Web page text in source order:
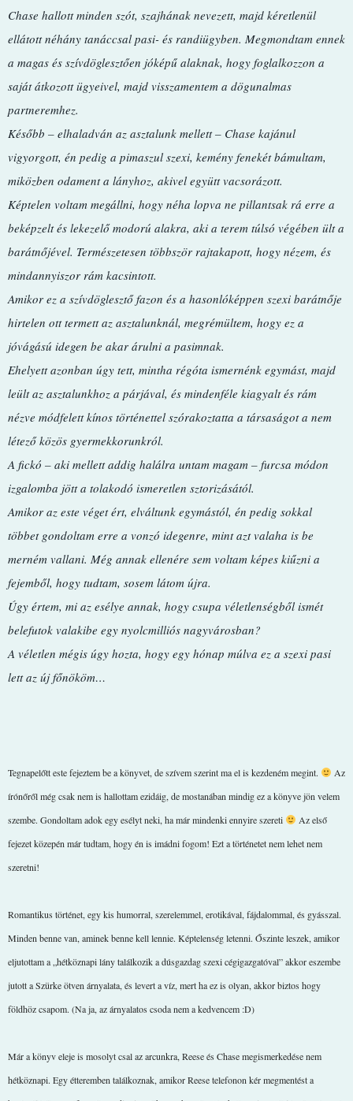
Chase hallott minden szót, szajhának nevezett, majd kéretlenül
ellátott néhány tanáccsal pasi- és randiügyben. Megmondtam ennek
a magas és szívdöglesztően jóképű alaknak, hogy foglalkozzon a
saját átkozott ügyeivel, majd visszamentem a dögunalmas
partneremhez.
Később – elhaladván az asztalunk mellett – Chase kajánul
vigyorgott, én pedig a pimaszul szexi, kemény fenekét bámultam,
miközben odament a lányhoz, akivel együtt vacsorázott.
Képtelen voltam megállni, hogy néha lopva ne pillantsak rá erre a
beképzelt és lekezelő modorú alakra, aki a terem túlsó végében ült a
barátnőjével. Természetesen többször rajtakapott, hogy nézem, és
mindannyiszor rám kacsintott.
Amikor ez a szívdöglesztő fazon és a hasonlóképpen szexi barátnője
hirtelen ott termett az asztalunknál, megrémültem, hogy ez a
jóvágású idegen be akar árulni a pasimnak.
Ehelyett azonban úgy tett, mintha régóta ismernénk egymást, majd
leült az asztalunkhoz a párjával, és mindenféle kiagyalt és rám
nézve módfelett kínos történettel szórakoztatta a társaságot a nem
létező közös gyermekkorunkról.
A fickó – aki mellett addig halálra untam magam – furcsa módon
izgalomba jött a tolakodó ismeretlen sztorizásától.
Amikor az este véget ért, elváltunk egymástól, én pedig sokkal
többet gondoltam erre a vonzó idegenre, mint azt valaha is be
merném vallani. Még annak ellenére sem voltam képes kiűzni a
fejemből, hogy tudtam, sosem látom újra.
Úgy értem, mi az esélye annak, hogy csupa véletlenségből ismét
belefutok valakibe egy nyolcmilliós nagyvárosban?
A véletlen mégis úgy hozta, hogy egy hónap múlva ez a szexi pasi
lett az új főnököm…
Tegnapelőtt este fejeztem be a könyvet, de szívem szerint ma el is kezdeném megint.
Az
írónőről még csak nem is hallottam ezidáig, de mostanában mindig ez a könyve jön velem
szembe. Gondoltam adok egy esélyt neki, ha már mindenki ennyire szereti
Az első
fejezet közepén már tudtam, hogy én is imádni fogom! Ezt a történetet nem lehet nem
szeretni!
Romantikus történet, egy kis humorral, szerelemmel, erotikával, fájdalommal, és gyásszal.
Minden benne van, aminek benne kell lennie. Képtelenség letenni. Őszinte leszek, amikor
eljutottam a „hétköznapi lány találkozik a dúsgazdag szexi cégigazgatóval” akkor eszembe
jutott a Szürke ötven árnyalata, és levert a víz, mert ha ez is olyan, akkor biztos hogy
földhöz csapom. (Na ja, az árnyalatos csoda nem a kedvencem :D)
Már a könyv eleje is mosolyt csal az arcunkra, Reese és Chase megismerkedése nem
hétköznapi. Egy étteremben találkoznak, amikor Reese telefonon kér megmentést a